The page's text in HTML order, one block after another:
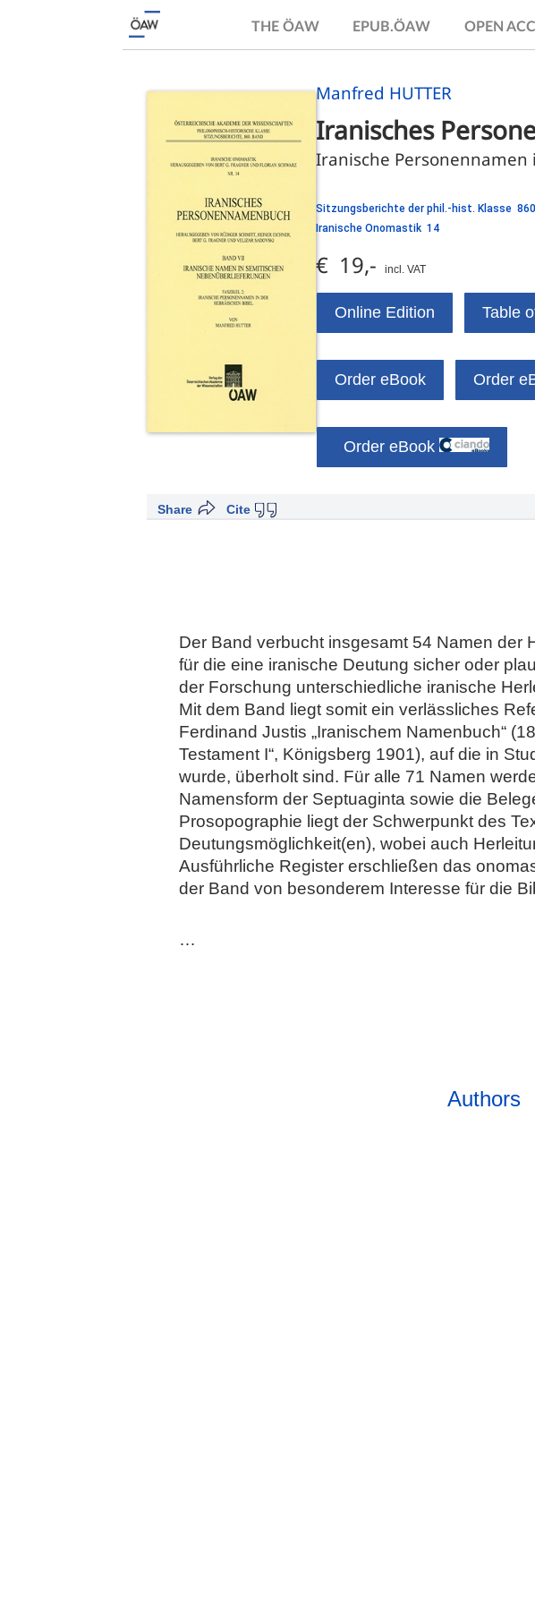
THE ÖAW EPUB.ÖAW OPEN
Manfred HUTTER
Iranisches
Iranische
Sitzungsberichte der phil.-hist. Klasse 860
Iranische Onomastik 14
€ 19,- incl. VAT
Online Edition Table
Order eBook Order
Order eBook
Cite
Share
Der Band verbucht insgesamt 54 Namen der
für die eine iranische Deutung sicher oder
der Forschung unterschiedliche iranische
Mit dem Band liegt somit ein verlässliches
Ferdinand Justis „Iranischem Namenbuch“
Testament I“, Königsberg 1901), auf die in
wurde, überholt sind. Für alle 71 Namen
Namensform der Septuaginta sowie die
Prosopographie liegt der Schwerpunkt des
Deutungsmöglichkeit(en), wobei auch
Ausführliche Register erschließen das
der Band von besonderem Interesse für die
…
Authors